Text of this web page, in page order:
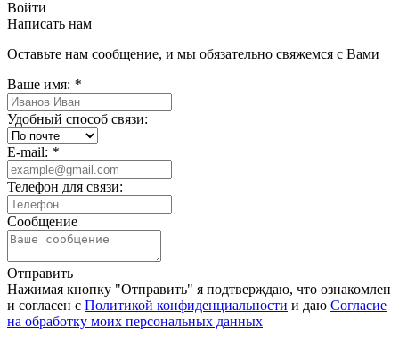
Войти
Написать нам
Оставьте нам сообщение, и мы обязательно свяжемся с Вами
Ваше имя: *
Удобный способ связи:
E-mail: *
Телефон для связи:
Сообщение
Отправить
Нажимая кнопку "Отправить" я подтверждаю, что ознакомлен
и согласен с Политикой конфиденциальности и даю Согласие
на обработку моих персональных данных